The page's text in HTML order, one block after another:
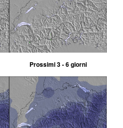
Prossimi 3 - 6 giorni